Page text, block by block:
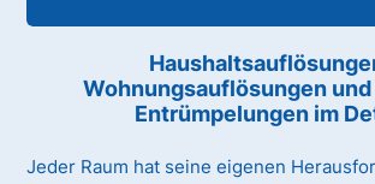
Wohnungsauflösungen
Entrümpelungen im
Jeder Raum hat seine eigenen